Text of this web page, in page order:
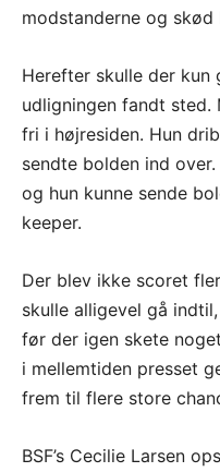
modstanderne og skød
Herefter skulle der kun
udligningen fandt sted.
fri i højresiden. Hun
sendte bolden ind
og hun kunne sende
keeper.
Der blev ikke scoret
skulle alligevel gå
før der igen skete
i mellemtiden presset
frem til flere store
BSF’s Cecilie Larsen